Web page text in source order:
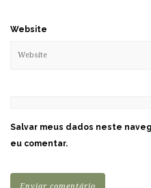
Website
Salvar meus dados neste
eu comentar.